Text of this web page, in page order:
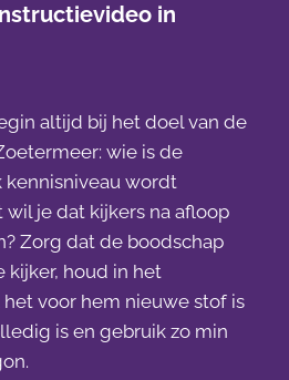
in
altijd bij het doel van de
wie is de
wordt
je dat kijkers na afloop
Zorg dat de boodschap
kijker, houd in het
voor hem nieuwe stof is
is en gebruik zo min